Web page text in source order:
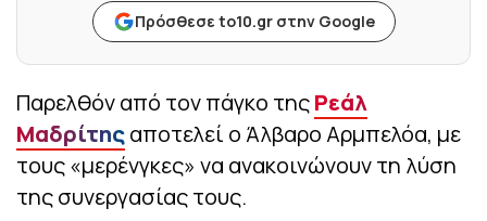
Πρόσθεσε to10.gr στην Google
Παρελθόν από τον πάγκο τηςΡεάλ
Μαδρίτηςαποτελεί ο Άλβαρο Αρμπελόα, με
τους «μερένγκες» να ανακοινώνουν τη λύση
της συνεργασίας τους.